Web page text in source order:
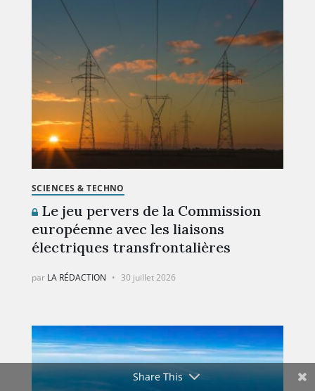
SCIENCES & TECHNO
Le jeu pervers de la Commission
européenne avec les liaisons
électriques transfrontalières
par LA RÉDACTION 30 juillet 2026
Share This